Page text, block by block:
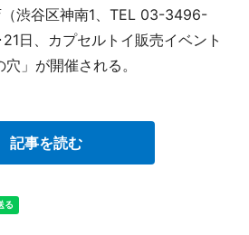
渋谷区神南1、TEL 03-3496-
日、カプセルトイ販売イベント
」が開催される。
記事を読む